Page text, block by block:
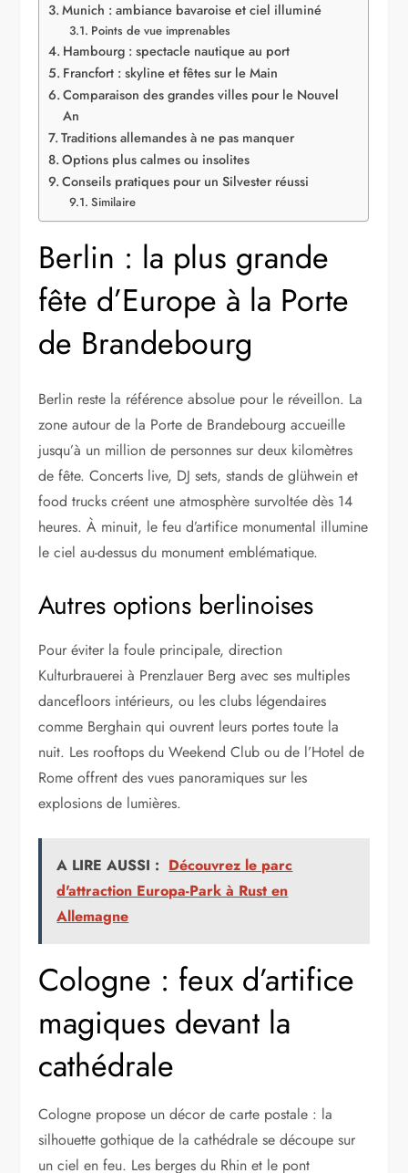
Munich : ambiance bavaroise et ciel illuminé
Points de vue imprenables
Hambourg : spectacle nautique au port
Francfort : skyline et fêtes sur le Main
Comparaison des grandes villes pour le Nouvel
An
Traditions allemandes à ne pas manquer
Options plus calmes ou insolites
Conseils pratiques pour un Silvester réussi
Similaire
Berlin : la plus grande
fête d’Europe à la Porte
de Brandebourg
Berlin reste la référence absolue pour le réveillon. La
zone autour de la Porte de Brandebourg accueille
jusqu’à un million de personnes sur deux kilomètres
de fête. Concerts live, DJ sets, stands de glühwein et
food trucks créent une atmosphère survoltée dès 14
heures. À minuit, le feu d’artifice monumental illumine
le ciel au-dessus du monument emblématique.
Autres options berlinoises
Pour éviter la foule principale, direction
Kulturbrauerei à Prenzlauer Berg avec ses multiples
dancefloors intérieurs, ou les clubs légendaires
comme Berghain qui ouvrent leurs portes toute la
nuit. Les rooftops du Weekend Club ou de l’Hotel de
Rome offrent des vues panoramiques sur les
explosions de lumières.
A LIRE AUSSI : Découvrez le parc
d'attraction Europa-Park à Rust en
Allemagne
Cologne : feux d’artifice
magiques devant la
cathédrale
Cologne propose un décor de carte postale : la
silhouette gothique de la cathédrale se découpe sur
un ciel en feu. Les berges du Rhin et le pont